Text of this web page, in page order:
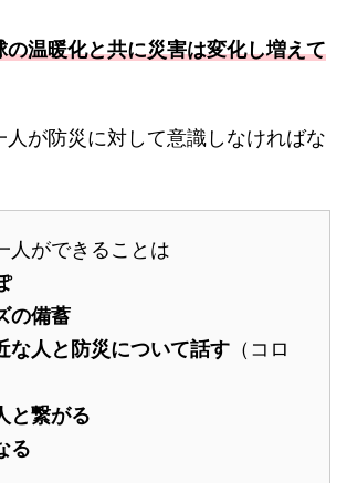
の温暖化と共に災害は変化し増えて
人が防災に対して意識しなければな
人ができることは
の備蓄
な人と防災について話す （コロ
と繋がる
る